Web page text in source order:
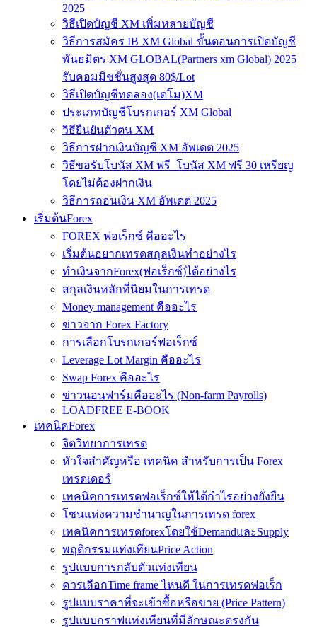
2025
วิธีเปิดบัญชี XM เพิ่มหลายบัญชี
วิธีการสมัคร IB XM Global ขั้นตอนการเปิดบัญชี
พันธมิตร XM GLOBAL(Partners xm Global) 2025
รับคอมมิชชั่นสูงสุด 80$/Lot
วิธีเปิดบัญชีทดลอง(เดโม)XM
ประเภทบัญชีโบรกเกอร์ XM Global
วิธียืนยันตัวตน XM
วิธีการฝากเงินบัญชี XM อัพเดต 2025
วิธีขอรับโบนัส XM ฟรี โบนัส XM ฟรี 30 เหรียญ
โดยไม่ต้องฝากเงิน
วิธีการถอนเงิน XM อัพเดต 2025
เริ่มต้นForex
FOREX ฟอเร็กซ์ คืออะไร
เริ่มต้นอยากเทรดสกุลเงินทำอย่างไร
ทำเงินจากForex(ฟอเร็กซ์)ได้อย่างไร
สกุลเงินหลักที่นิยมในการเทรด
Money management คืออะไร
ข่าวจาก Forex Factory
การเลือกโบรกเกอร์ฟอเร็กซ์
Leverage Lot Margin คืออะไร
Swap Forex คืออะไร
ข่าวนอนฟาร์มคืออะไร (Non-farm Payrolls)
LOADFREE E-BOOK
เทคนิคForex
จิตวิทยาการเทรด
หัวใจสำคัญหรือ เทคนิค สำหรับการเป็น Forex
เทรดเดอร์
เทคนิคการเทรดฟอเร็กซ์ให้ได้กำไรอย่างยั่งยืน
โซนแห่งความชำนาญในการเทรด forex
เทคนิคการเทรดforexโดยใช้DemandและSupply
พฤติกรรมแท่งเทียนPrice Action
รูปแบบการกลับตัวแท่งเทียน
ควรเลือกTime frame ไหนดี ในการเทรดฟอเร็ก
รูปแบบราคาที่จะเข้าซื้อหรือขาย (Price Pattern)
รูปแบบกราฟแท่งเทียนที่มีลักษณะตรงกัน